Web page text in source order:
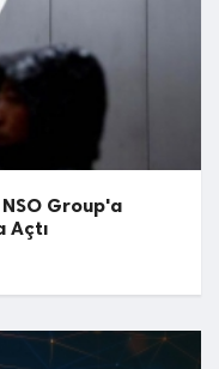
Group'a
Açtı